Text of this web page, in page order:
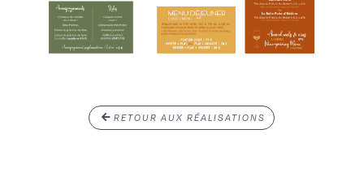
RETOUR AUX RÉALISATIONS